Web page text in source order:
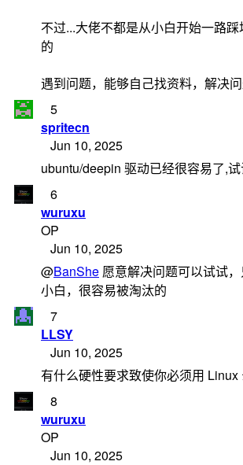
不过...大佬不都是从小白开始一路
的
遇到问题，能够自己找资料，解决
5
spritecn
Jun 10, 2025
ubuntu/deepin 驱动已经很容易了,
6
wuruxu
OP
Jun 10, 2025
@BanShe 愿意解决问题可以试试
小白，很容易被淘汰的
7
LLSY
Jun 10, 2025
有什么硬性要求致使你必须用 Linux
8
wuruxu
OP
Jun 10, 2025